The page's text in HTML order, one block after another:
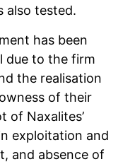
also tested.
has been
due to the firm
the realisation
of their
of Naxalites’
exploitation and
and absence of